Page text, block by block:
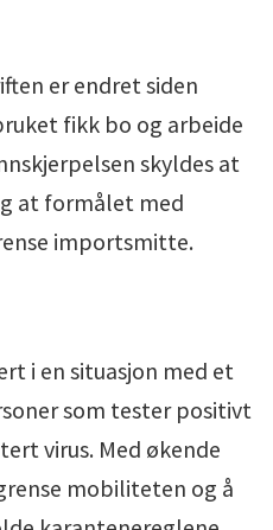
er endret siden
fikk bo og arbeide
skyldes at
at formålet med
importsmitte.
i en situasjon med et
som tester positivt
virus. Med økende
mobiliteten og å